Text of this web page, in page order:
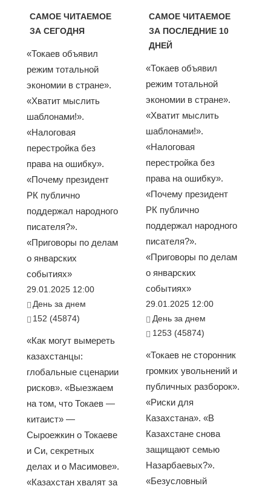
САМОЕ ЧИТАЕМОЕ
ЗА СЕГОДНЯ
«Токаев объявил
режим тотальной
экономии в стране».
«Хватит мыслить
шаблонами!».
«Налоговая
перестройка без
права на ошибку».
«Почему президент
РК публично
поддержал народного
писателя?».
«Приговоры по делам
о январских
событиях»
29.01.2025 12:00
День за днем
152 (45874)
«Как могут вымереть
казахстанцы:
глобальные сценарии
рисков». «Выезжаем
на том, что Токаев —
китаист» —
Сыроежкин о Токаеве
и Си, секретных
делах и о Масимове».
«Казахстан хвалят за
САМОЕ ЧИТАЕМОЕ
ЗА ПОСЛЕДНИЕ 10
ДНЕЙ
«Токаев объявил
режим тотальной
экономии в стране».
«Хватит мыслить
шаблонами!».
«Налоговая
перестройка без
права на ошибку».
«Почему президент
РК публично
поддержал народного
писателя?».
«Приговоры по делам
о январских
событиях»
29.01.2025 12:00
День за днем
1253 (45874)
«Токаев не сторонник
громких увольнений и
публичных разборок».
«Риски для
Казахстана». «В
Казахстане снова
защищают семью
Назарбаевых?».
«Безусловный